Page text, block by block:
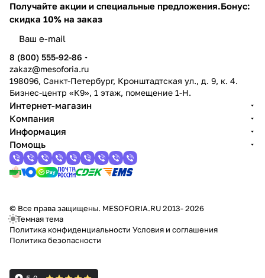
Получайте акции и специальные предложения.Бонус:
скидка 10% на заказ
8 (800) 555-92-86
zakaz@mesoforia.ru
198096, Санкт-Петербург, Кронштадтская ул., д. 9, к. 4.
Бизнес-центр «К9», 1 этаж, помещение 1-Н.
Интернет-магазин
Компания
Информация
Помощь
© Все права защищены. MESOFORIA.RU 2013- 2026
Темная тема
Политика конфиденциальности Условия и соглашения
Политика безопасности